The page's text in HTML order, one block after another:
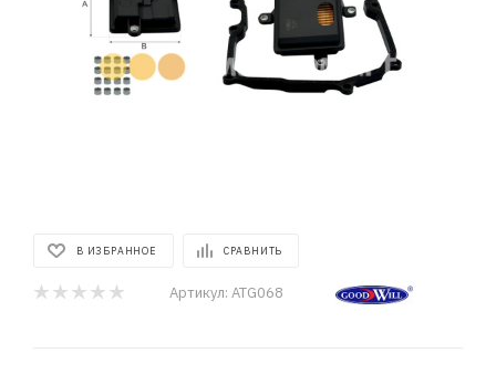
В ИЗБРАННОЕ СРАВНИТЬ
Артикул: ATG068